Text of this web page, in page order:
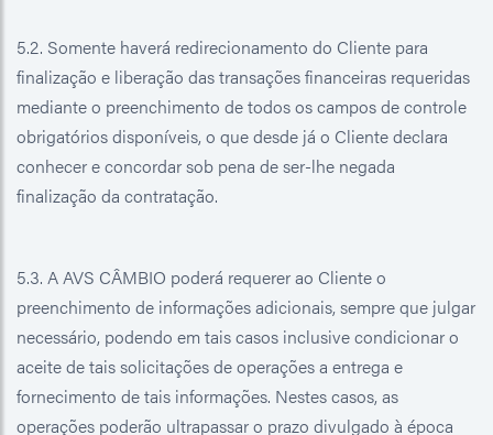
5.2. Somente haverá redirecionamento do Cliente para
finalização e liberação das transações financeiras requeridas
mediante o preenchimento de todos os campos de controle
obrigatórios disponíveis, o que desde já o Cliente declara
conhecer e concordar sob pena de ser-lhe negada
finalização da contratação.
5.3. A AVS CÂMBIO poderá requerer ao Cliente o
preenchimento de informações adicionais, sempre que julgar
necessário, podendo em tais casos inclusive condicionar o
aceite de tais solicitações de operações a entrega e
fornecimento de tais informações. Nestes casos, as
operações poderão ultrapassar o prazo divulgado à época